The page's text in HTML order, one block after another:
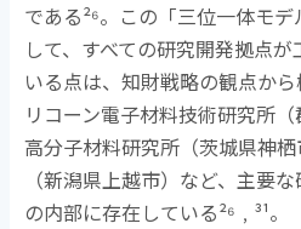
である²⁶。この「三位一体モ
して、すべての研究開発拠点
いる点は、知財戦略の観点か
リコーン電子材料技術研究所
高分子材料研究所（茨城県神
（新潟県上越市）など、主要
の内部に存在している²⁶ ﹐³¹。